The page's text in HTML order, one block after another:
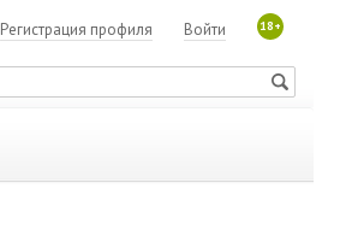
18+
Войти
Регистрация профиля